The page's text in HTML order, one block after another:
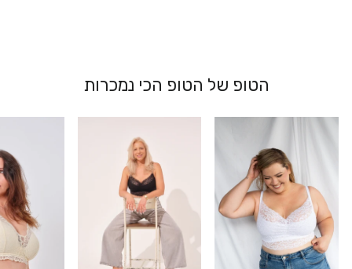
הטופ של הטופ הכי נמכרות